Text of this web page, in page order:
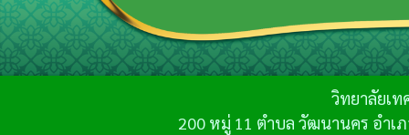
วิทยาลัยเ
200 หมู่ 11 ตำบล วัฒนานคร อำเ